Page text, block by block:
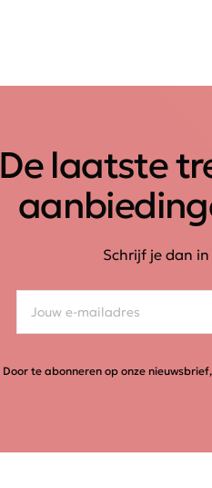
De laatste
Schrijf je dan
Door te abonneren op onze